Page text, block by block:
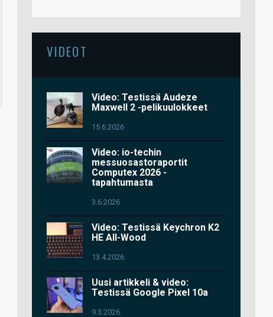
VIDEOT
Video: Testissä Audeze
Maxwell 2 -pelikuulokkeet
15.6.2026
Video: io-techin
messuosastoraportit
Computex 2026 -
tapahtumasta
3.6.2026
Video: Testissä Keychron K2
HE All-Wood
13.4.2026
Uusi artikkeli & video:
Testissä Google Pixel 10a
9.3.2026